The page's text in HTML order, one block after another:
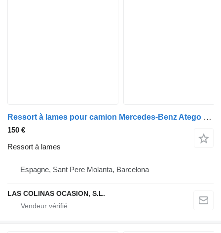
Ressort à lames pour camion Mercedes-Benz Atego 4-Cil. 4x2 BM 970/2/5/6 (1994->)
150 €
Ressort à lames
Espagne, Sant Pere Molanta, Barcelona
LAS COLINAS OCASION, S.L.